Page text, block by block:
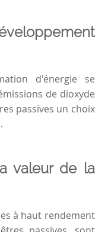
d'énergie se
de dioxyde
passives un choix
valeur de la
à haut rendement